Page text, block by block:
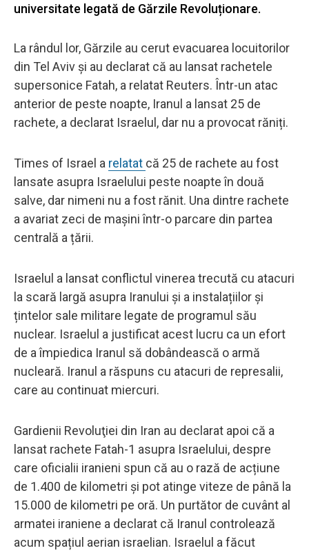
universitate legată de Gărzile Revoluționare.
La rândul lor, Gărzile au cerut evacuarea locuitorilor
din Tel Aviv și au declarat că au lansat rachetele
supersonice Fatah, a relatat Reuters. Într-un atac
anterior de peste noapte, Iranul a lansat 25 de
rachete, a declarat Israelul, dar nu a provocat răniți.
Times of Israel a relatat că 25 de rachete au fost
lansate asupra Israelului peste noapte în două
salve, dar nimeni nu a fost rănit. Una dintre rachete
a avariat zeci de mașini într-o parcare din partea
centrală a țării.
Israelul a lansat conflictul vinerea trecută cu atacuri
la scară largă asupra Iranului și a instalațiilor și
țintelor sale militare legate de programul său
nuclear. Israelul a justificat acest lucru ca un efort
de a împiedica Iranul să dobândească o armă
nucleară. Iranul a răspuns cu atacuri de represalii,
care au continuat miercuri.
Gardienii Revoluţiei din Iran au declarat apoi că a
lansat rachete Fatah-1 asupra Israelului, despre
care oficialii iranieni spun că au o rază de acțiune
de 1.400 de kilometri și pot atinge viteze de până la
15.000 de kilometri pe oră. Un purtător de cuvânt al
armatei iraniene a declarat că Iranul controlează
acum spațiul aerian israelian. Israelul a făcut